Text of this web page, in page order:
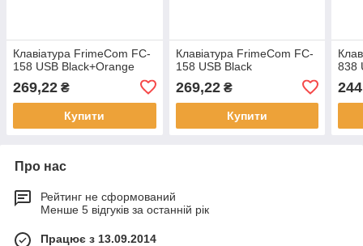
Клавіатура FrimeCom FC-
158 USB Black+Orange
269,22 ₴
Купити
Клавіатура FrimeCom FC-
158 USB Black
269,22₴
Купити
838
Про нас
Рейтинг не сформований
Менше 5 відгуків за останній рік
Працює з 13.09.2014